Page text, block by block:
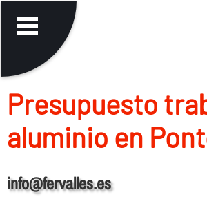
Presupuesto
aluminio en
info@fervalles.es